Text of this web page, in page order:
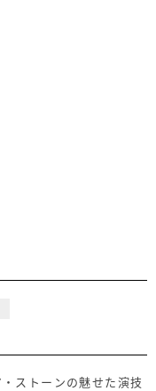
ストーンの魅せた演技